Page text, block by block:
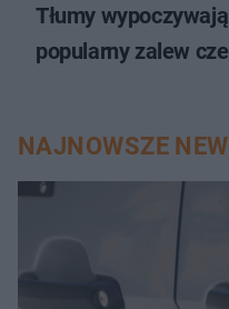
Tłumy
popularny zalew
NAJNOWSZE